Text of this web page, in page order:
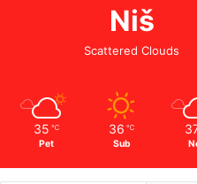
Niš
Scattered Clouds
35 ℃
Pet
36 ℃
Sub